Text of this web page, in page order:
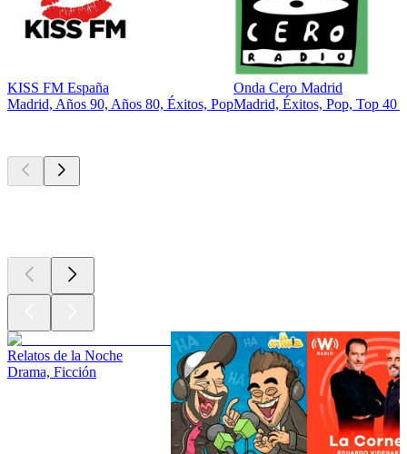
KISS FM España
Madrid, Años 90, Años 80, Éxitos, Pop
Onda Cero Madrid
Madrid, Éxitos, Pop, Top 40
Relatos de la Noche
Drama, Ficción